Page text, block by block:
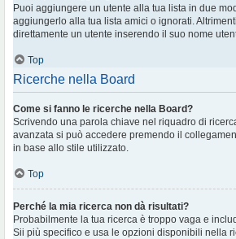
Puoi aggiungere un utente alla tua lista in due
aggiungerlo alla tua lista amici o ignorati.
direttamente un utente inserendo il suo nome
Top
Ricerche nella Board
Come si fanno le ricerche nella Board?
Scrivendo una parola chiave nel riquadro di
avanzata si può accedere premendo il
in base allo stile utilizzato.
Top
Perché la mia ricerca non dà risultati?
Probabilmente la tua ricerca è troppo vaga e
Sii più specifico e usa le opzioni disponibili nella